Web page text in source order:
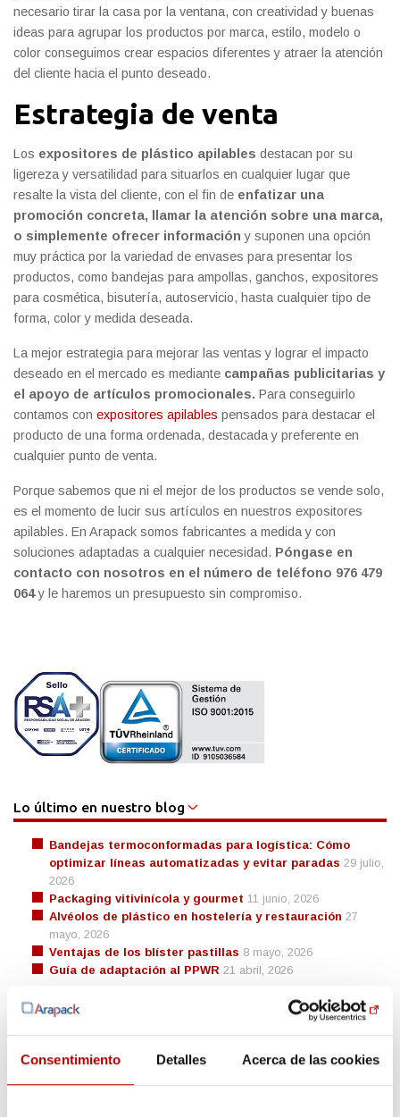
Consentimiento Detalles Acerca de las cookies
necesario tirar la casa por la ventana, con creatividad y buenas
ideas para agrupar los productos por marca, estilo, modelo o
color conseguimos crear espacios diferentes y atraer la atención
del cliente hacia el punto deseado.
Estrategia de venta
Los expositores de plástico apilables destacan por su
ligereza y versatilidad para situarlos en cualquier lugar que
resalte la vista del cliente, con el fin de enfatizar una
promoción concreta, llamar la atención sobre una marca,
o simplemente ofrecer información y suponen una opción
muy práctica por la variedad de envases para presentar los
productos, como bandejas para ampollas, ganchos, expositores
para cosmética, bisutería, autoservicio, hasta cualquier tipo de
forma, color y medida deseada.
La mejor estrategia para mejorar las ventas y lograr el impacto
deseado en el mercado es mediante campañas publicitarias y
el apoyo de artículos promocionales. Para conseguirlo
contamos con expositores apilables pensados para destacar el
producto de una forma ordenada, destacada y preferente en
cualquier punto de venta.
Porque sabemos que ni el mejor de los productos se vende solo,
es el momento de lucir sus artículos en nuestros expositores
apilables. En Arapack somos fabricantes a medida y con
soluciones adaptadas a cualquier necesidad. Póngase en
contacto con nosotros en el número de teléfono 976 479
064y le haremos un presupuesto sin compromiso.
Lo último en nuestro blog
Bandejas termoconformadas para logística: Cómo
optimizar líneas automatizadas y evitar paradas 29 julio,
2026
Packaging vitivinícola y gourmet 11 junio, 2026
Alvéolos de plástico en hostelería y restauración 27
mayo, 2026
Ventajas de los blíster pastillas 8 mayo, 2026
Guía de adaptación al PPWR 21 abril, 2026
Preguntas frecuentes
Como reciclar plástico